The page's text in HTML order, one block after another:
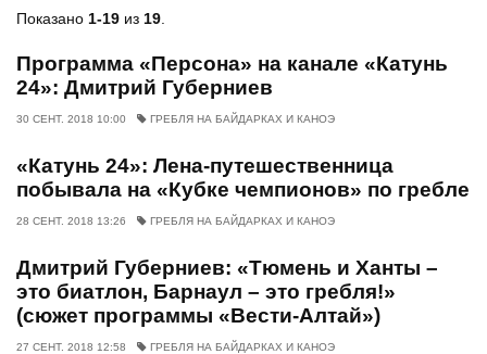
Показано 1-19 из 19
Программа «Персона» на канале «Катунь
24»: Дмитрий Губерниев
30 СЕНТ. 2018 10:00 ГРЕБЛЯ НА БАЙДАРКАХ И КАНОЭ
«Катунь 24»: Лена-путешественница
побывала на «Кубке чемпионов» по гребле
28 СЕНТ. 2018 13:26 ГРЕБЛЯ НА БАЙДАРКАХ И КАНОЭ
Дмитрий Губерниев: «Тюмень и Ханты –
это биатлон, Барнаул – это гребля!»
(сюжет программы «Вести-Алтай»)
27 СЕНТ. 2018 12:58 ГРЕБЛЯ НА БАЙДАРКАХ И КАНОЭ